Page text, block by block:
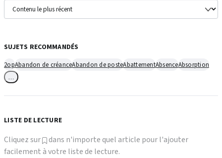
SUJETS RECOMMANDÉS
2opAbandon de créanceAbandon de posteAbattementAbsenceAbsorption
LISTE DE LECTURE
Cliquez sur
dans n'importe quel article pour l'ajouter
facilement à votre liste de lecture.